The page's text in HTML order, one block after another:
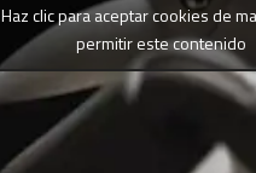
Haz clic para aceptar cookies de
permitir este contenido